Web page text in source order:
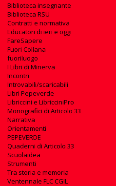
Biblioteca insegnante
Biblioteca RSU
Contratti e normativa
Educatori di ieri e oggi
FareSapere
Fuori Collana
fuoriluogo
I Libri di Minerva
Incontri
Introvabili/scaricabili
Libri Pepeverde
Libriccini e LibricciniPro
Monografici di Articolo 33
Narrativa
Orientamenti
PEPEVERDE
Quaderni di Articolo 33
Scuolaidea
Strumenti
Tra storia e memoria
Ventennale FLC CGIL